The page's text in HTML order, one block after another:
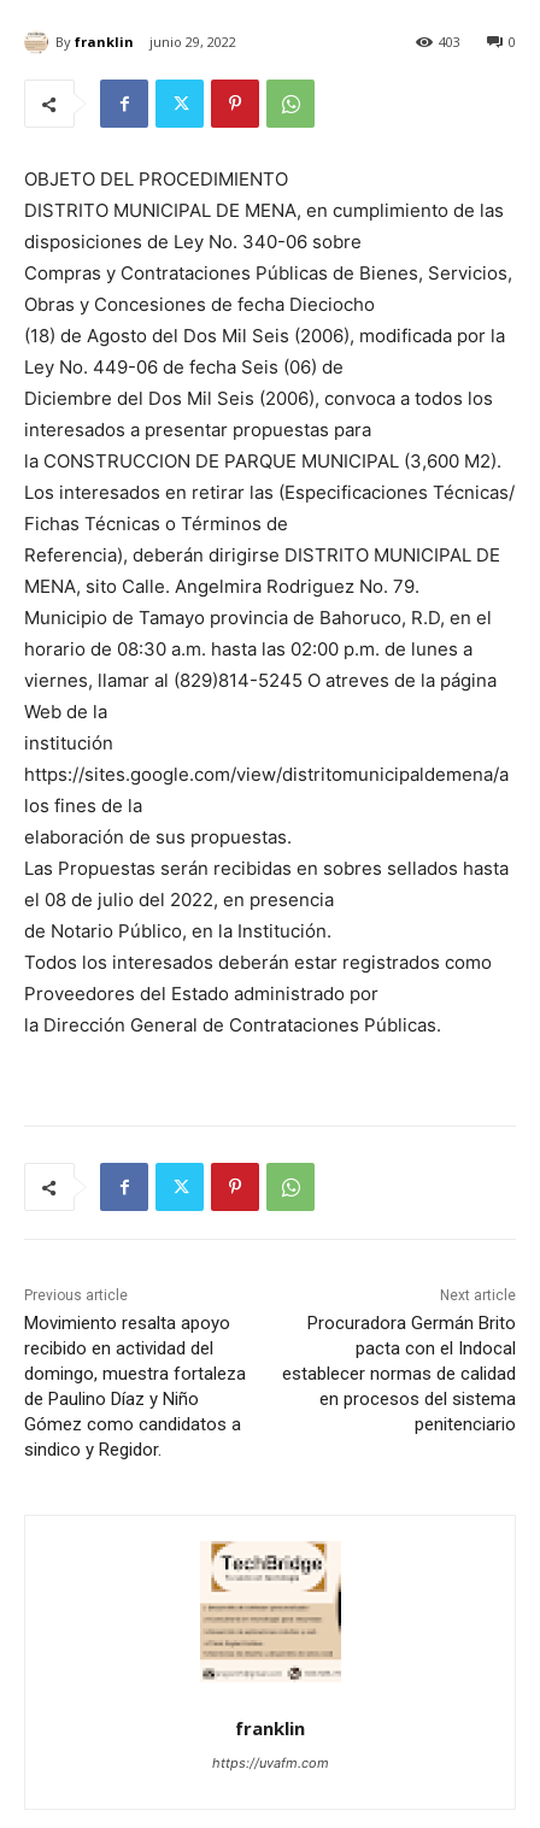
By franklin junio 29, 2022 0
403
OBJETO DEL PROCEDIMIENTO
DISTRITO MUNICIPAL DE MENA, en cumplimiento de las
disposiciones de Ley No. 340-06 sobre
Compras y Contrataciones Públicas de Bienes, Servicios,
Obras y Concesiones de fecha Dieciocho
(18) de Agosto del Dos Mil Seis (2006), modificada por la
Ley No. 449-06 de fecha Seis (06) de
Diciembre del Dos Mil Seis (2006), convoca a todos los
interesados a presentar propuestas para
la CONSTRUCCION DE PARQUE MUNICIPAL (3,600 M2).
Los interesados en retirar las (Especificaciones Técnicas/
Fichas Técnicas o Términos de
Referencia), deberán dirigirse DISTRITO MUNICIPAL DE
MENA, sito Calle. Angelmira Rodriguez No. 79.
Municipio de Tamayo provincia de Bahoruco, R.D, en el
horario de 08:30 a.m. hasta las 02:00 p.m. de lunes a
viernes, llamar al (829)814-5245 O atreves de la página
Web de la
institución
https://sites.google.com/view/distritomunicipaldemena/a
los fines de la
elaboración de sus propuestas.
Las Propuestas serán recibidas en sobres sellados hasta
el 08 de julio del 2022, en presencia
de Notario Público, en la Institución.
Todos los interesados deberán estar registrados como
Proveedores del Estado administrado por
la Dirección General de Contrataciones Públicas.
Previous article
Movimiento resalta apoyo
recibido en actividad del
domingo, muestra fortaleza
de Paulino Díaz y Niño
Gómez como candidatos a
sindico y Regidor.
Next article
Procuradora Germán Brito
pacta con el Indocal
establecer normas de calidad
en procesos del sistema
penitenciario
franklin
https://uvafm.com